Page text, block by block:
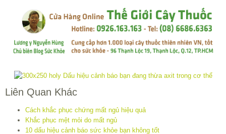
Liên Quan Khác
Cách khắc phục chứng mất ngủ hiệu quả
Khắc phục mệt mỏi do mất ngủ
10 dấu hiệu cảnh báo sức khỏe bạn không tốt